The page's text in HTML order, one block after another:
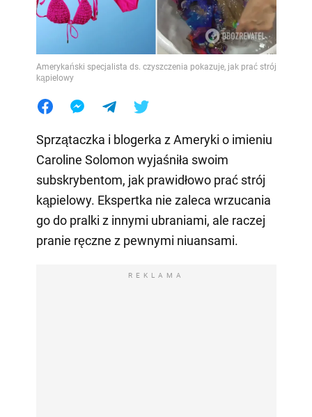
Amerykański specjalista ds. czyszczenia pokazuje, jak prać strój
kąpielowy
Sprzątaczka i blogerka z Ameryki o imieniu
Caroline Solomon wyjaśniła swoim
subskrybentom, jak prawidłowo prać strój
kąpielowy. Ekspertka nie zaleca wrzucania
go do pralki z innymi ubraniami, ale raczej
pranie ręczne z pewnymi niuansami.
REKLAMA